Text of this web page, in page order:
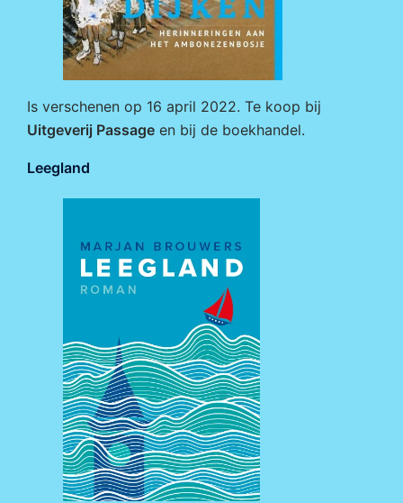
Is verschenen op 16 april 2022. Te koop bij
Uitgeverij Passage en bij de boekhandel.
Leegland